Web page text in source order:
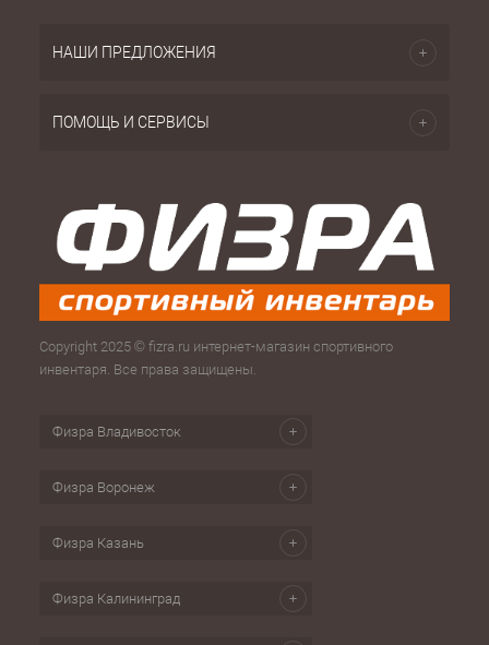
НАШИ ПРЕДЛОЖЕНИЯ
ПОМОЩЬ И СЕРВИСЫ
Copyright 2025 © fizra.ru интернет-магазин спортивного
инвентаря. Все права защищены.
Физра Владивосток
Физра Воронеж
Физра Казань
Физра Калининград